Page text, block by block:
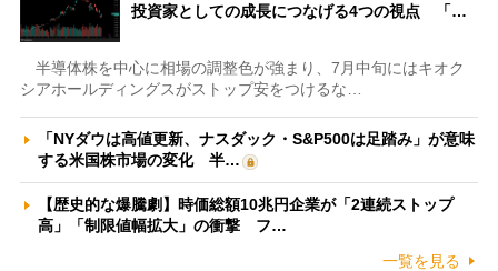
投資家としての成長につなげる4つの視点 「…
半導体株を中心に相場の調整色が強まり、7月中旬にはキオク
シアホールディングスがストップ安をつけるな…
「NYダウは高値更新、ナスダック・S&P500は足踏み」が意味
する米国株市場の変化 半…
【歴史的な爆騰劇】時価総額10兆円企業が「2連続ストップ
高」「制限値幅拡大」の衝撃 フ…
一覧を見る